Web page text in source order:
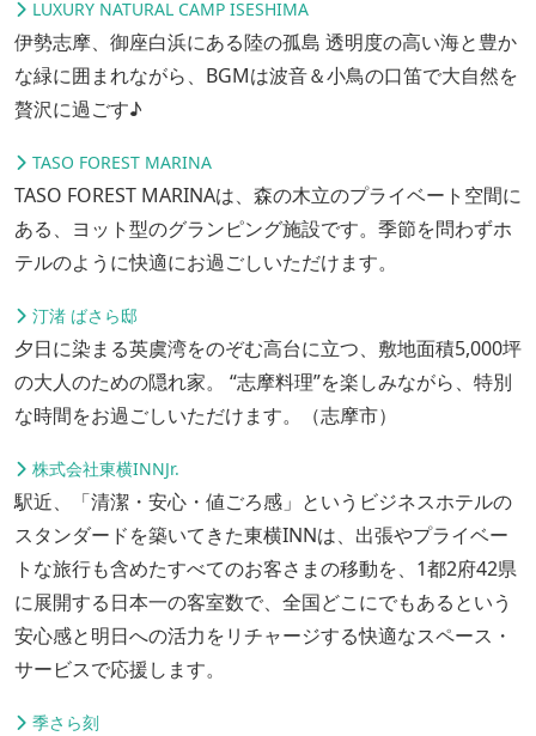
LUXURY NATURAL CAMP ISESHIMA
伊勢志摩、御座白浜にある陸の孤島 透明度の高い海と豊か
な緑に囲まれながら、BGMは波音＆小鳥の口笛で大自然を
贅沢に過ごす♪
TASO FOREST MARINA
TASO FOREST MARINAは、森の木立のプライベート空間に
ある、ヨット型のグランピング施設です。季節を問わずホ
テルのように快適にお過ごしいただけます。
汀渚 ばさら邸
夕日に染まる英虞湾をのぞむ高台に立つ、敷地面積5,000坪
の大人のための隠れ家。 “志摩料理”を楽しみながら、特別
な時間をお過ごしいただけます。（志摩市）
株式会社東横INNJr.
駅近、「清潔・安心・値ごろ感」というビジネスホテルの
スタンダードを築いてきた東横INNは、出張やプライベー
トな旅行も含めたすべてのお客さまの移動を、1都2府42県
に展開する日本一の客室数で、全国どこにでもあるという
安心感と明日への活力をリチャージする快適なスペース・
サービスで応援します。
季さら刻